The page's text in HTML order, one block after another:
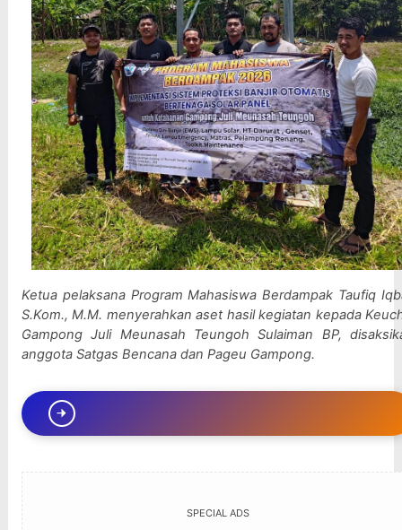
Ketua pelaksana Program Mahasiswa Berdampak Taufiq
S.Kom., M.M. menyerahkan aset hasil kegiatan kepada
Gampong Juli Meunasah Teungoh Sulaiman BP,
anggota Satgas Bencana dan Pageu Gampong.
SPECIAL ADS